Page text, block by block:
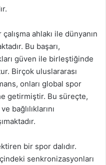
çalışma ahlakı ile dünyanın
Bu başarı,
güven ile birleştiğinde
Birçok uluslararası
onları global spor
getirmiştir. Bu süreçte,
bağlılıklarını
bir spor dalıdır.
senkronizasyonları